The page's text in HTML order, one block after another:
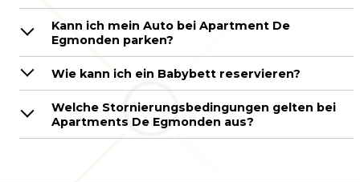
Kann ich mein Auto bei Apartment De
Egmonden parken?
Wie kann ich ein Babybett reservieren?
Welche Stornierungsbedingungen gelten bei
Apartments De Egmonden aus?